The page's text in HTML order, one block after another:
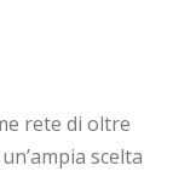
rete di oltre
scelta